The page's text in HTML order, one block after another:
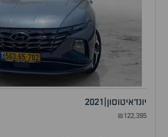
יונדאיטוסון 2021
₪122,395